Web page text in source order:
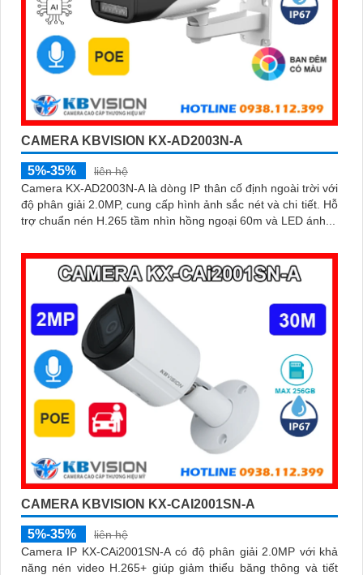
CAMERA KBVISION KX-AD2003N-A
5%-35%
liên hệ
Camera KX-AD2003N-A là dòng IP thân cố định ngoài trời với
độ phân giải 2.0MP, cung cấp hình ảnh sắc nét và chi tiết. Hỗ
trợ chuẩn nén H.265 tầm nhìn hồng ngoại 60m và LED ánh...
CAMERA KBVISION KX-CAI2001SN-A
5%-35%
liên hệ
Camera IP KX-CAi2001SN-A có độ phân giải 2.0MP với khả
năng nén video H.265+ giúp giảm thiểu băng thông và tiết